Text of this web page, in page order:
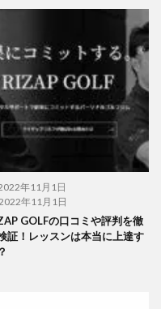
年11月1日
年11月1日
GOLFの口コミや評判を徹
証！レッスンは本当に上達す